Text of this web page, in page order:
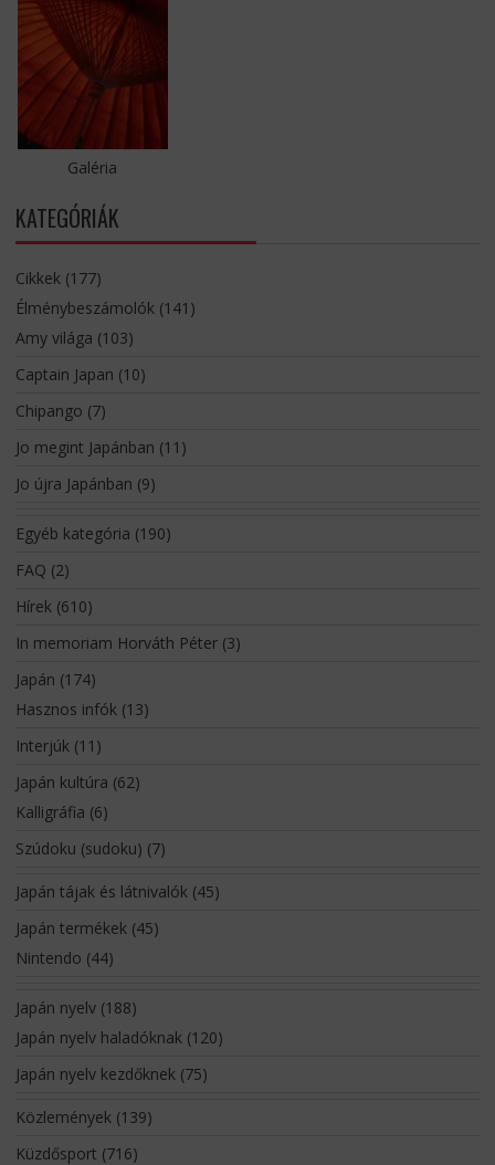
Galéria
KATEGÓRIÁK
Cikkek(177)
Élménybeszámolók(141)
Amy világa (103)
Captain Japan (10)
Chipango (7)
Jo megint Japánban (11)
Jo újra Japánban (9)
Egyéb kategória (190)
FAQ (2)
Hírek(610)
In memoriam Horváth Péter(3)
Japán (174)
Hasznos infók(13)
Interjúk(11)
Japán kultúra (62)
Kalligráfia (6)
Szúdoku (sudoku) (7)
Japán tájak és látnivalók(45)
Japán termékek(45)
Nintendo (44)
Japán nyelv(188)
Japán nyelv haladóknak(120)
Japán nyelv kezdőknek(75)
Közlemények(139)
Küzdősport (716)